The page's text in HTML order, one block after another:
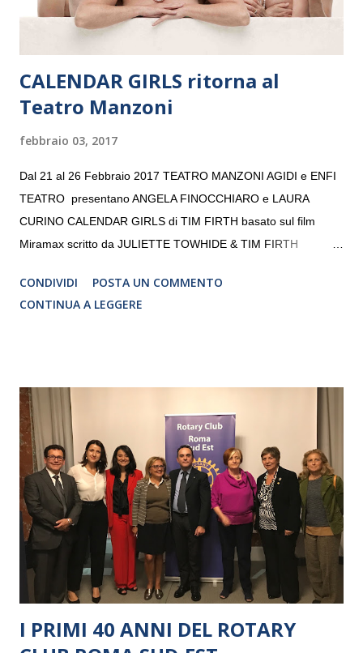
CALENDAR GIRLS ritorna al
Teatro Manzoni
febbraio 03, 2017
Dal 21 al 26 Febbraio 2017 TEATRO MANZONI AGIDI e ENFI
TEATRO presentano ANGELA FINOCCHIARO e LAURA
CURINO CALENDAR GIRLS di TIM FIRTH basato sul film
Miramax scritto da JULIETTE TOWHIDE & TIM FIRTH
CRISTINA PEZZOLI
CONDIVIDI
POSTA UN COMMENTO
CONTINUA A LEGGERE
I PRIMI 40 ANNI DEL ROTARY